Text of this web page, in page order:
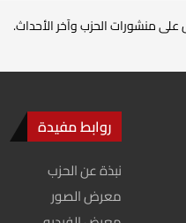
على منشورات الحزب وآخر الأحداث.
روابط مفيدة
نبذة عن الحزب
معرض الصور